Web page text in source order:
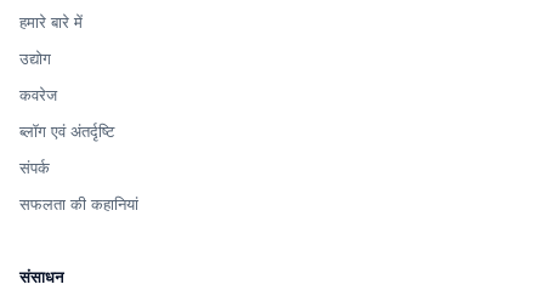
हमारे बारे में
उद्योग
कवरेज
ब्लॉग एवं अंतर्दृष्टि
संपर्क
सफलता की कहानियां
संसाधन